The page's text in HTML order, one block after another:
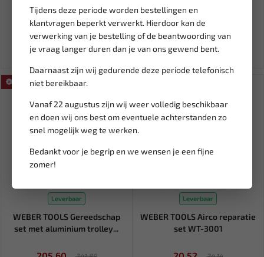
Tijdens deze periode worden bestellingen en
klantvragen beperkt verwerkt. Hierdoor kan de
verwerking van je bestelling of de beantwoording van
je vraag langer duren dan je van ons gewend bent.
Daarnaast zijn wij gedurende deze periode telefonisch
niet bereikbaar.
Vanaf 22 augustus zijn wij weer volledig beschikbaar
en doen wij ons best om eventuele achterstanden zo
snel mogelijk weg te werken.
Bedankt voor je begrip en we wensen je een fijne
zomer!
20,16
25,20
Ex. btw: € 16,66
10,99
Ex. btw: € 9,08
Leverbaar
WEBER TOOLS Gereedschap
set met aluminium trolley...
Leverbaar
WEBER TOOLS Airco reparatie
set WT-3001